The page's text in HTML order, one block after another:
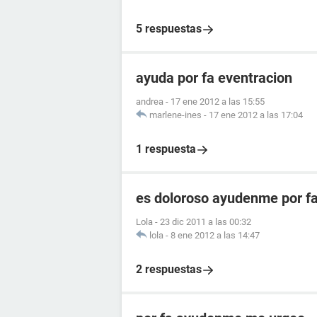
5 respuestas
ayuda por fa eventracion
andrea - 17 ene 2012 a las 15:55
marlene-ines - 17 ene 2012 a las 17:04
1 respuesta
es doloroso ayudenme por
Lola - 23 dic 2011 a las 00:32
lola - 8 ene 2012 a las 14:47
2 respuestas